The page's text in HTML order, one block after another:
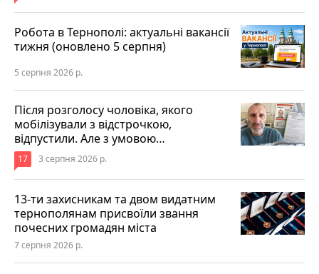
Робота в Тернополі: актуальні вакансії
тижня (оновлено 5 серпня)
5 серпня 2026 р.
Після розголосу чоловіка, якого
мобілізували з відстрочкою,
відпустили. Але з умовою…
17 3 серпня 2026 р.
13-ти захисникам та двом видатним
тернополянам присвоїли звання
почесних громадян міста
7 серпня 2026 р.